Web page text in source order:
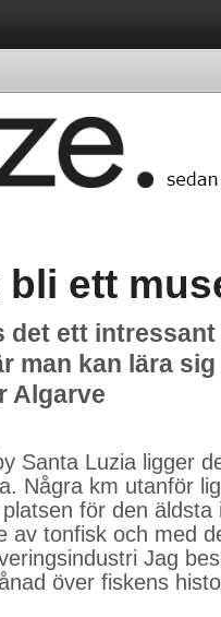
ett
det ett intressant
man kan lära
Algarve
Santa Luzia ligger
Några km utanför
för den äldsta
av tonfisk och med
Jag
över fiskens